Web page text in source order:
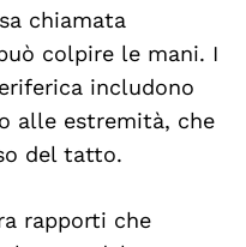
chiamata
colpire le mani. I
includono
alle estremità, che
del tatto.
rapporti che